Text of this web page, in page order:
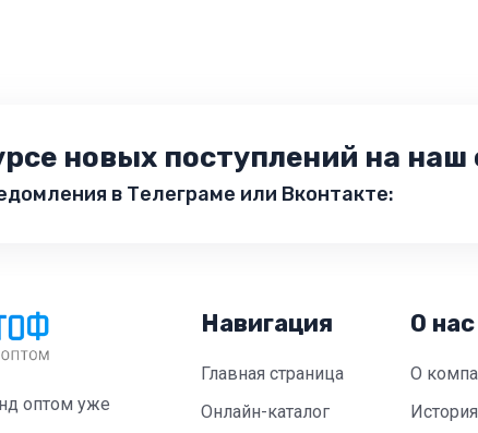
новых поступлений на наш
в Телеграме или Вконтакте:
оптом уже
Навигация
Главная страница
Онлайн-каталог
О нас
О